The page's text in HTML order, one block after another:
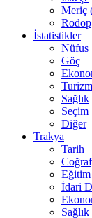
Meriç
Rodop
İstatistikler
Nüfus
Göç
Turizm
Sağlık
Seçim
Diğer
Trakya
Tarih
Eğitim
İdari
Sağlık